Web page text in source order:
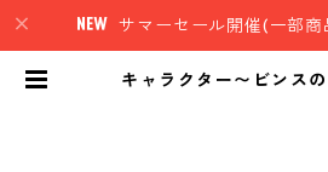
サマーセール開催(一部
キャラクター〜ビンス